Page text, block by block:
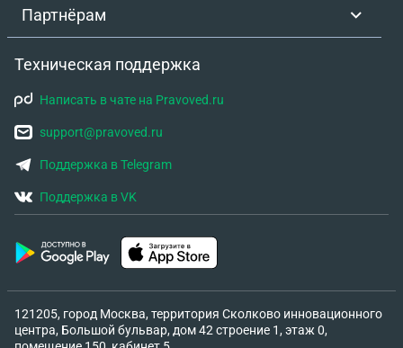
Партнёрам
Техническая поддержка
Написать в чате на Pravoved.ru
support@pravoved.ru
Поддержка в Telegram
Поддержка в VK
121205, город Москва, территория Сколково инновационного
центра, Большой бульвар, дом 42 строение 1, этаж 0,